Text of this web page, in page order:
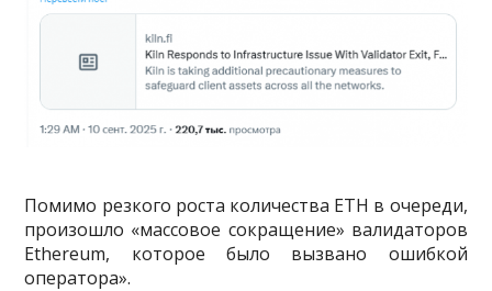
Помимо резкого роста количества ETH в очереди,
произошло «массовое сокращение» валидаторов
Ethereum, которое было вызвано ошибкой
оператора».